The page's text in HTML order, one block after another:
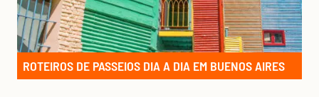
ROTEIROS DE PASSEIOS DIA A DIA EM BUENOS AIRES